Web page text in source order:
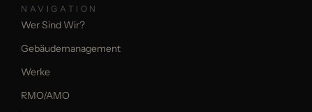
NAVIGATION
Wer Sind Wir?
Gebäudemanagement
Werke
RMO/AMO